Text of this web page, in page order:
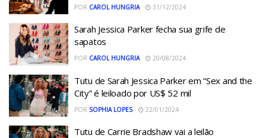
POR CAROL HUNGRIA 31/12/2024
Sarah Jessica Parker fecha sua grife de
sapatos
POR CAROL HUNGRIA 20/08/2024
Tutu de Sarah Jessica Parker em “Sex and the
City” é leiloado por US$ 52 mil
POR SOPHIA LOPES 22/01/2024
Tutu de Carrie Bradshaw vai a leilão